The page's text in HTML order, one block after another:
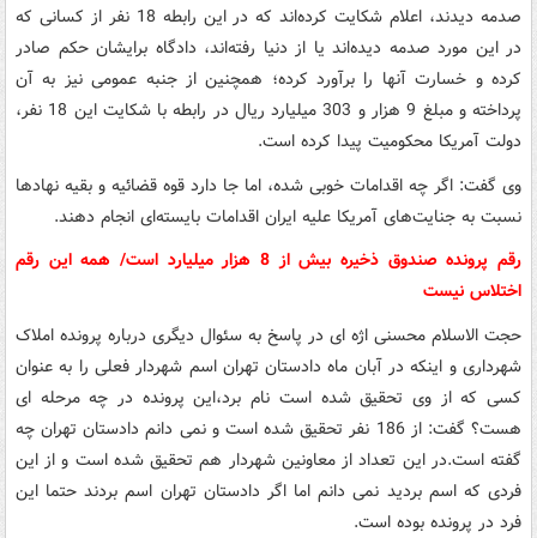
صدمه دیدند، اعلام شکایت کرده‌اند که در این رابطه 18 نفر از کسانی که
در این مورد صدمه دیده‌اند یا از دنیا رفته‌اند، دادگاه برایشان حکم صادر
کرده و خسارت آنها را برآورد کرده؛ همچنین از جنبه عمومی نیز به آن
پرداخته و مبلغ 9 هزار و 303 میلیارد ریال در رابطه با شکایت‌ این 18 نفر،
دولت آمریکا محکومیت پیدا کرده است.
وی گفت: اگر چه اقدامات خوبی شده، اما جا دارد قوه قضائیه و بقیه نهادها
نسبت به جنایت‌های آمریکا علیه ایران اقدامات بایسته‌ای انجام دهند.
رقم پرونده صندوق ذخیره بیش از 8 هزار میلیارد است/ همه این رقم
اختلاس نیست
حجت الاسلام محسنی اژه ای در پاسخ به سئوال دیگری درباره پرونده املاک
شهرداری و اینکه در آبان ماه دادستان تهران اسم شهردار فعلی را به عنوان
کسی که از وی تحقیق شده است نام برد،این پرونده در چه مرحله ای
هست؟ گفت: از 186 نفر تحقیق شده است و نمی دانم دادستان تهران چه
گفته است.در این تعداد از معاونین شهردار هم تحقیق شده است و از این
فردی که اسم بردید نمی دانم اما اگر دادستان تهران اسم بردند حتما این
فرد در پرونده بوده است.